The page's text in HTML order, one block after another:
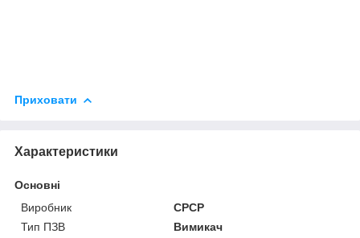
Приховати
Характеристики
Основні
Виробник
СРСР
Тип ПЗВ
Вимикач